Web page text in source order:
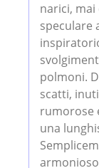
narici,
speculare
polmoni.
scatti,
rumorose
una